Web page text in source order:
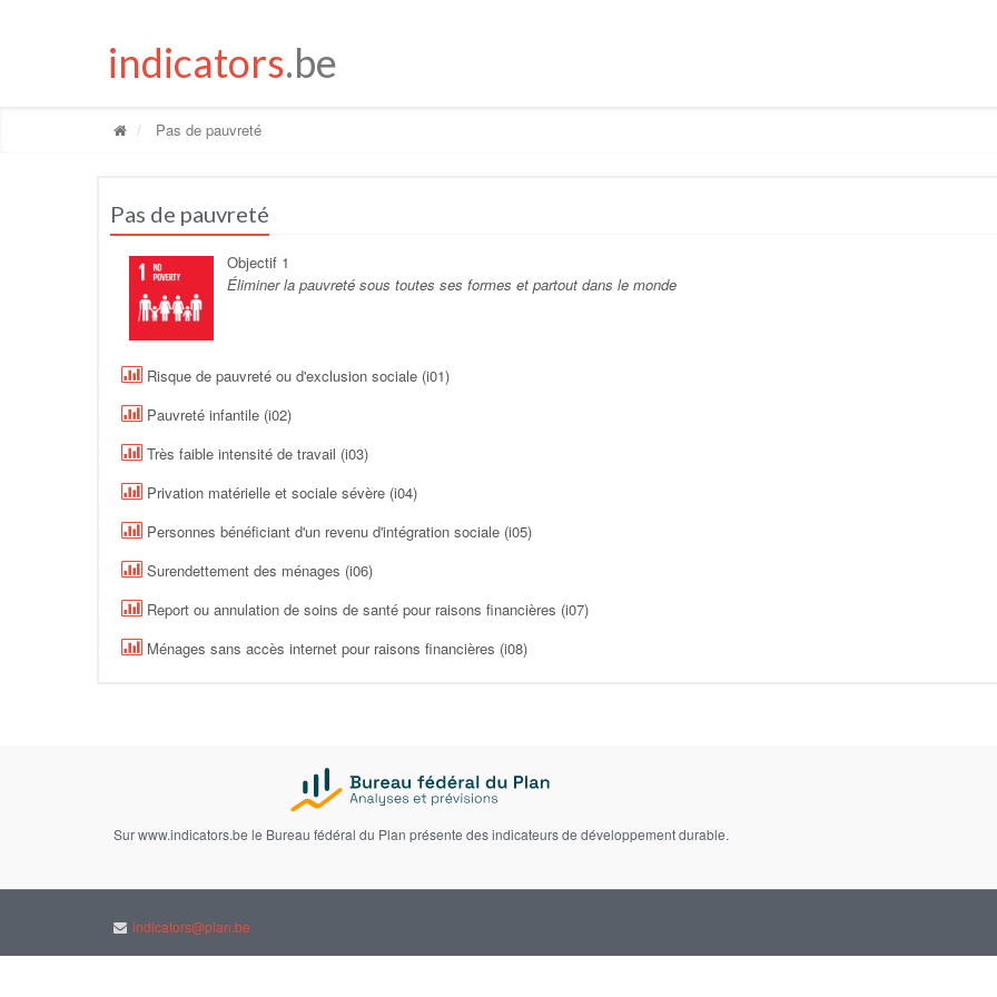
indicators.be
Pas de pauvreté
Pas de pauvreté
Objectif 1
Éliminer la pauvreté sous toutes ses formes et partout dans le monde
Risque de pauvreté ou d'exclusion sociale (i01)
Pauvreté infantile (i02)
Très faible intensité de travail (i03)
Privation matérielle et sociale sévère (i04)
Personnes bénéficiant d'un revenu d'intégration sociale (i05)
Surendettement des ménages (i06)
Report ou annulation de soins de santé pour raisons financières (i07)
Ménages sans accès internet pour raisons financières (i08)
Sur www.indicators.be le Bureau fédéral du Plan présente des indicateurs de développement durable.
indicators@plan.be